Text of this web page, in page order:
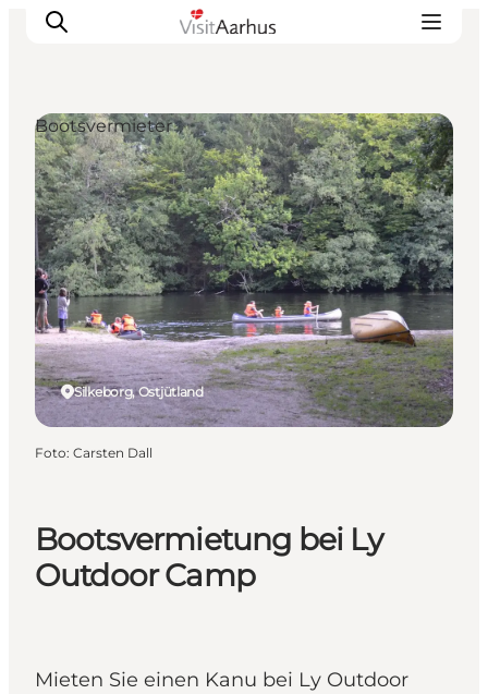
Sehen und erleben
Veranstaltungen
Städte und Regionen
Reiseplanung
Transport
Bootsvermietung bei Ly
Outdoor Camp
Mieten Sie einen Kanu bei Ly Outdoor
Silkeborg, Ostjütland
Bootsvermieter
Foto: Carsten Dall